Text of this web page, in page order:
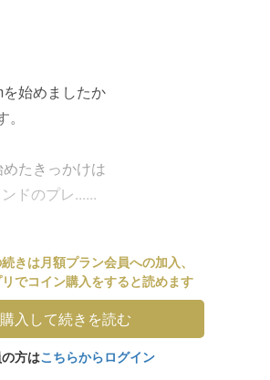
始めましたか
たきっかけは
ドのプレ......
きは月額プラン会員への加入、
でコイン購入をすると読めます
購入して続きを読む
方はこちらからログイン